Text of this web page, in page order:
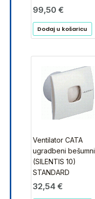
99,50 €
Dodaj u košaricu
Ventilator CATA
ugradbeni bešumni
(SILENTIS 10)
STANDARD
32,54 €